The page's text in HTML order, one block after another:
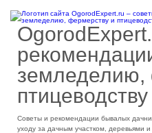
земледелию,
птицеводству
Советы и рекомендации бывалых
уходу за дачным участком, деревьями